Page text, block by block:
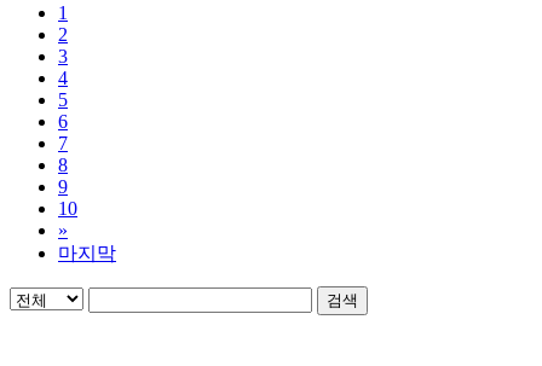
1
2
3
4
5
6
7
8
9
10
»
마지막
검색